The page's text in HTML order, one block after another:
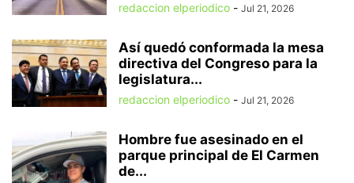
redaccion elperiodico - Jul 21, 2026
Así quedó conformada la mesa
directiva del Congreso para la
legislatura...
redaccion elperiodico - Jul 21, 2026
Hombre fue asesinado en el
parque principal de El Carmen
de...